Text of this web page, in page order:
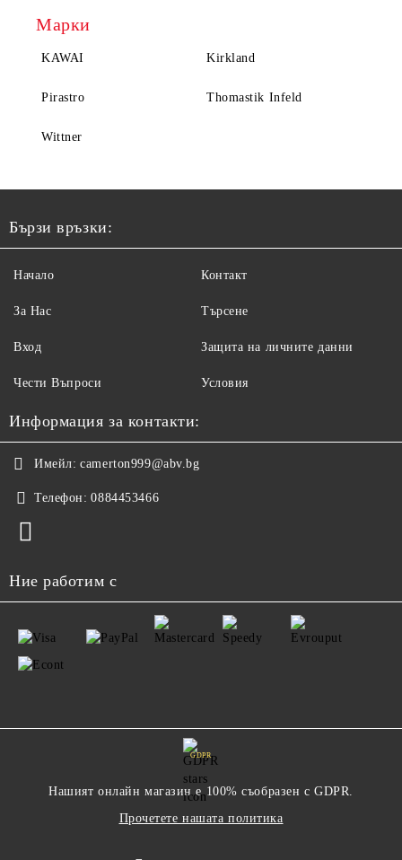
Марки
KAWAI Kirkland
Pirastro Thomastik Infeld
Wittner
Бързи връзки:
Начало
За Нас
Вход
Чести Въпроси
Контакт
Търсене
Защита на личните данни
Условия
Информация за контакти:
Имейл: camerton999@abv.bg
Телефон: 0884453466
Ние работим с
GDPR
Нашият онлайн магазин е 100% съобразен с GDPR.
Прочетете нашата политика